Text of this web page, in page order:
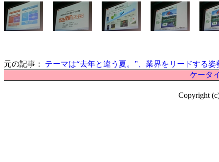
元の記事： テーマは“去年と違う夏。”、業界をリードする姿
ケータ
Copyright